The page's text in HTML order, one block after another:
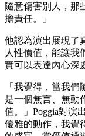
隨意傷害別人，那
擔責任。」
他認為演出展現了
人性價值，能讓我
實可以表達內心深
「我覺得，當我
是一個無言、無動
值。」Poggia對演
優雅的動作，我覺